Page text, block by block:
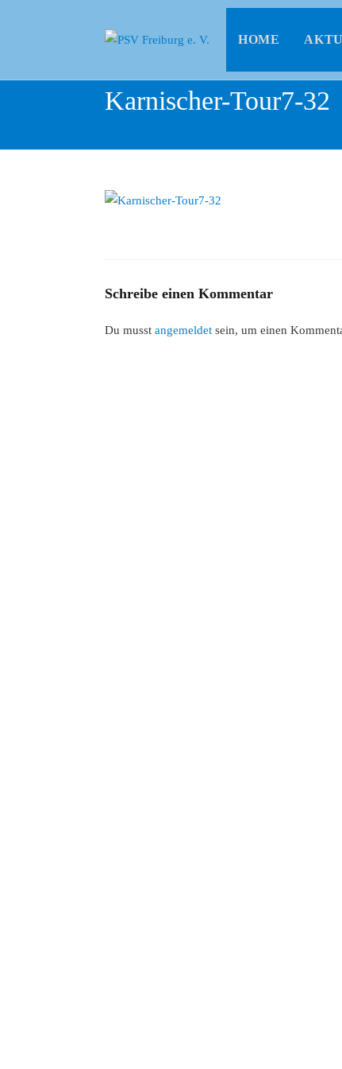
HOME
Karnischer-Tour7-32
Schreibe einen Kommentar
Du musst angemeldet sein, um einen